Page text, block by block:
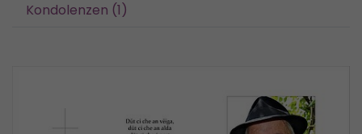
Kondolenzen (1)